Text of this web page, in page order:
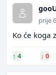
prije
Ko će koga
↑ 4 ↓ 0